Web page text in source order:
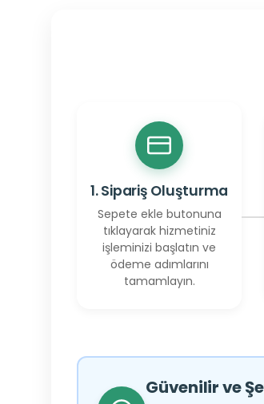
1. Sipariş Oluşturma
Sepete ekle butonuna
tıklayarak hizmetiniz
işleminizi başlatın ve
ödeme adımlarını
tamamlayın.
Güvenilir ve